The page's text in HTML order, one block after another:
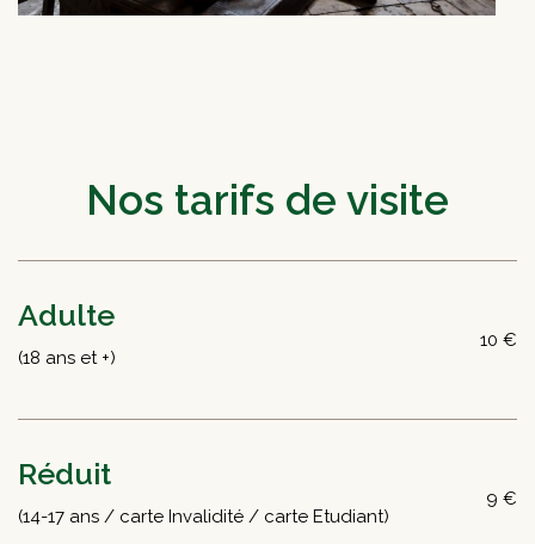
Nos tarifs de visite
Adulte
(18 ans et +)
10 €
Réduit
(14-17 ans / carte Invalidité / carte Etudiant)
9 €